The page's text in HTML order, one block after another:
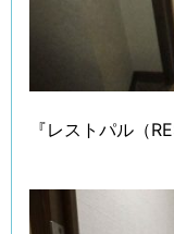
『レストパル（